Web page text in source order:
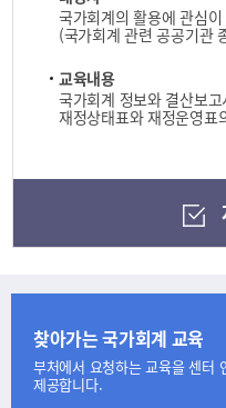
국가회계의 활용에 관심
(국가회계 관련 공공기관
교육내용
국가회계 정보와 결산보
재정상태표와 재정운영표
찾아가는 국가회계 교육
부처에서 요청하는 교육을 센터
제공합니다.